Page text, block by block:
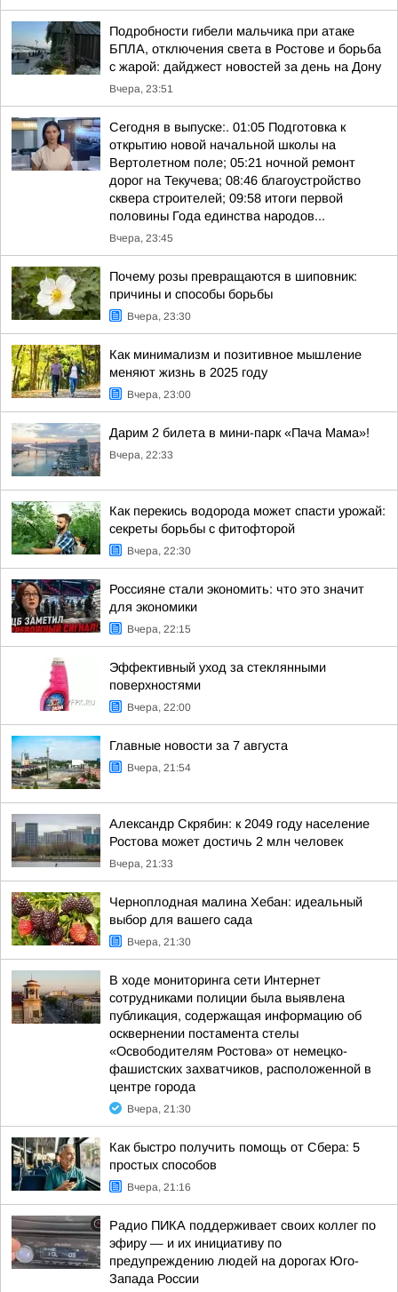
Подробности гибели мальчика при атаке
БПЛА, отключения света в Ростове и борьба
с жарой: дайджест новостей за день на Дону
Вчера, 23:51
Сегодня в выпуске:. 01:05 Подготовка к
открытию новой начальной школы на
Вертолетном поле; 05:21 ночной ремонт
дорог на Текучева; 08:46 благоустройство
сквера строителей; 09:58 итоги первой
половины Года единства народов...
Вчера, 23:45
Почему розы превращаются в шиповник:
причины и способы борьбы
Вчера, 23:30
Как минимализм и позитивное мышление
меняют жизнь в 2025 году
Вчера, 23:00
Дарим 2 билета в мини-парк «Пача Мама»!
Вчера, 22:33
Как перекись водорода может спасти урожай:
секреты борьбы с фитофторой
Вчера, 22:30
Россияне стали экономить: что это значит
для экономики
Вчера, 22:15
Эффективный уход за стеклянными
поверхностями
Вчера, 22:00
Главные новости за 7 августа
Вчера, 21:54
Александр Скрябин: к 2049 году население
Ростова может достичь 2 млн человек
Вчера, 21:33
Черноплодная малина Хебан: идеальный
выбор для вашего сада
Вчера, 21:30
В ходе мониторинга сети Интернет
сотрудниками полиции была выявлена
публикация, содержащая информацию об
осквернении постамента стелы
«Освободителям Ростова» от немецко-
фашистских захватчиков, расположенной в
центре города
Вчера, 21:30
Как быстро получить помощь от Сбера: 5
простых способов
Вчера, 21:16
Радио ПИКА поддерживает своих коллег по
эфиру — и их инициативу по
предупреждению людей на дорогах Юго-
Запада России